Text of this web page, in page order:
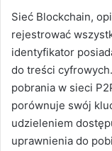
Sieć Blockchain,
rejestrować
identyfikator
do treści
pobrania w sieci
porównuje swój
udzieleniem
uprawnienia do